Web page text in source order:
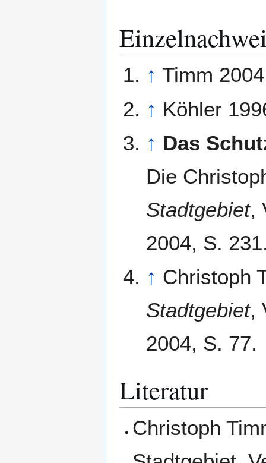
↑ Timm
↑ Köhler
↑ Das
Die
Stadtgebiet,
2004, S.
↑ Christoph
Stadtgebiet,
2004, S. 77.
Literatur
Christoph